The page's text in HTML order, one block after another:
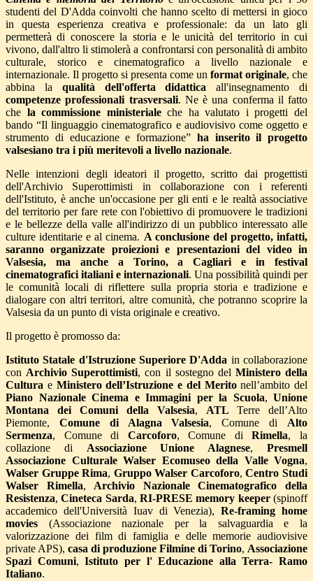
studenti del D'Adda coinvolti che hanno scelto di mettersi in gioco
in questa esperienza creativa e professionale: da un lato gli
permetterà di conoscere la storia e le unicità del territorio in cui
vivono, dall'altro li stimolerà a confrontarsi con personalità di ambito
culturale, storico e cinematografico a livello nazionale e
internazionale. Il progetto si presenta come un format originale, che
abbina la qualità dell'offerta didattica all'insegnamento di
competenze professionali trasversali. Ne è una conferma il fatto
che la commissione ministerialeche ha valutato i progetti del
bando “Il linguaggio cinematografico e audiovisivo come oggetto e
strumento di educazione e formazione” ha inserito il progetto
valsesiano tra i più meritevoli a livello nazionale.
Nelle intenzioni degli ideatori il progetto, scritto dai progettisti
dell'Archivio Superottimisti in collaborazione con i referenti
dell'Istituto, è anche un'occasione per gli enti e le realtà associative
del territorio per fare rete con l'obiettivo di promuovere le tradizioni
e le bellezze della valle all'indirizzo di un pubblico interessato alle
culture identitarie e al cinema. A conclusione del progetto, infatti,
saranno organizzate proiezioni e presentazioni del video in
Valsesia, ma anche a Torino, a Cagliari e in festival
cinematografici italiani e internazionali. Una possibilità quindi per
le comunità locali di riflettere sulla propria storia e tradizione e
dialogare con altri territori, altre comunità, che potranno scoprire la
Valsesia da un punto di vista originale e creativo.
Il progetto è promosso da:
Istituto Statale d'Istruzione Superiore D'Adda in collaborazione
con Archivio Superottimisti,con il sostegno del Ministero della
Cultura e Ministero dell’Istruzione e del Meritonell’ambito del
Piano Nazionale Cinema e Immagini per la Scuola, Unione
Montana dei Comuni della Valsesia, ATL Terre dell’Alto
Piemonte, Comune di Alagna Valsesia, Comune di Alto
Sermenza, Comune di Carcoforo, Comune diRimella, la
collazione di Associazione Unione Alagnese,Presmell
Associazione Culturale Walser Ecomuseo della Valle Vogna,
Walser Gruppe Rima, Gruppo Walser Carcoforo,Centro Studi
Walser Rimella, Archivio Nazionale Cinematografico della
Resistenza,Cineteca Sarda,RI-PRESE memory keeper(spinoff
accademico dell'Università Iuav di Venezia),Re-framing home
movies (Associazione nazionale per la salvaguardia e la
valorizzazione dei film di famiglia e delle memorie audiovisive
private APS), casa di produzione Filmine di Torino, Associazione
Spazi Comuni,Istituto per l' Educazione alla Terra- Ramo
Italiano.